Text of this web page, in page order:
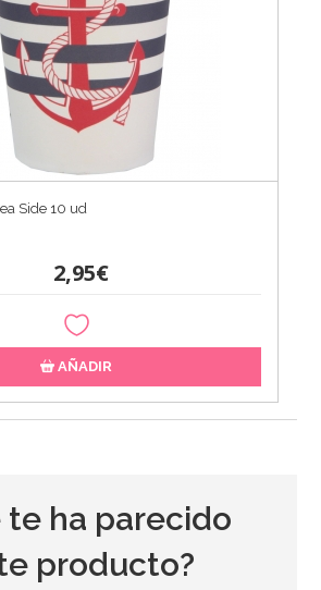
Side 10 ud
2,95€
AÑADIR
te ha parecido
producto?